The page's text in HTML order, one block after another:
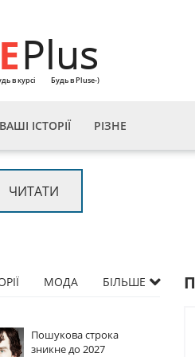
Plus
в курсі Будь в Pluse-)
ВАШІ ІСТОРІЇ РІЗНЕ
МОДА БІЛЬШЕ
Пошукова строка
зникне до 2027